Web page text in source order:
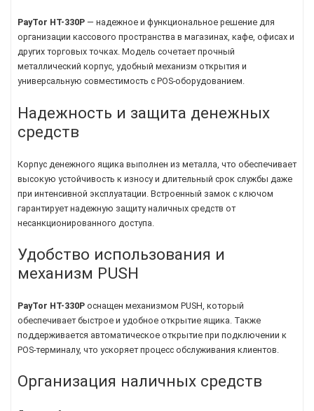
PayTor HT-330P — надежное и функциональное решение для
организации кассового пространства в магазинах, кафе, офисах и
других торговых точках. Модель сочетает прочный
металлический корпус, удобный механизм открытия и
универсальную совместимость с POS-оборудованием.
Надежность и защита денежных
средств
Корпус денежного ящика выполнен из металла, что обеспечивает
высокую устойчивость к износу и длительный срок службы даже
при интенсивной эксплуатации. Встроенный замок с ключом
гарантирует надежную защиту наличных средств от
несанкционированного доступа.
Удобство использования и
механизм PUSH
PayTor HT-330P оснащен механизмом PUSH, который
обеспечивает быстрое и удобное открытие ящика. Также
поддерживается автоматическое открытие при подключении к
POS-терминалу, что ускоряет процесс обслуживания клиентов.
Организация наличных средств